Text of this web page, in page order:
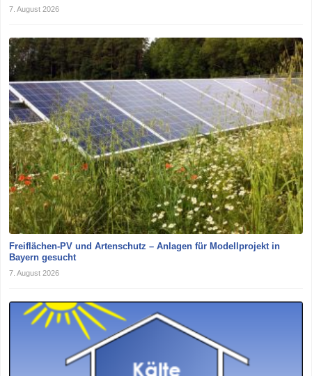
7. August 2026
Freiflächen-PV und Artenschutz – Anlagen für Modellprojekt in
Bayern gesucht
7. August 2026